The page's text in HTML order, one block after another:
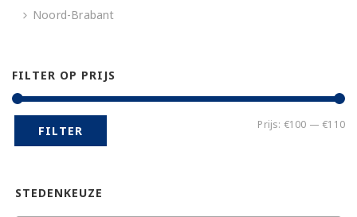
Noord-Brabant
FILTER OP PRIJS
FILTER Prijs: €100 —€110
STEDENKEUZE